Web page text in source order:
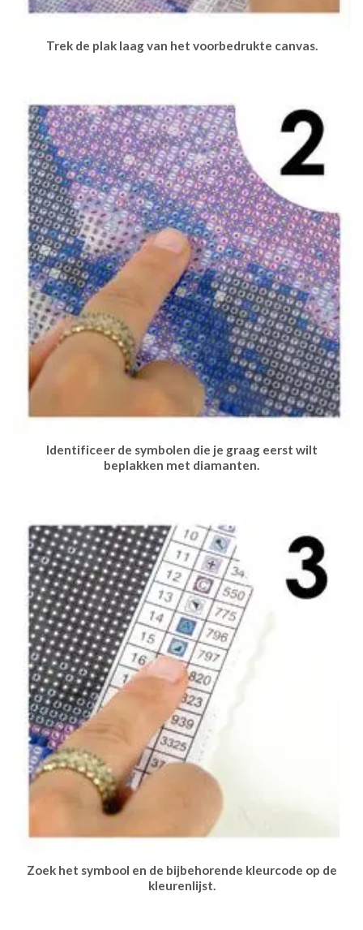
Trek de plak laag van het voorbedrukte canvas.
Identificeer de symbolen die je graag eerst wilt
beplakken met diamanten.
Zoek het symbool en de bijbehorende kleurcode op de
kleurenlijst.